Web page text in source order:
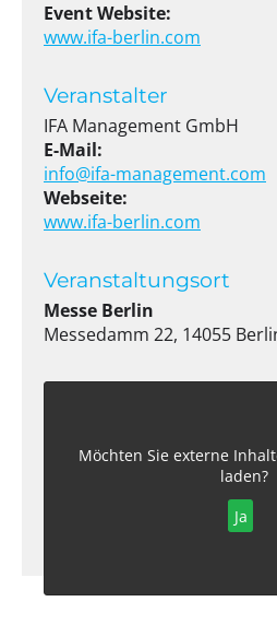
Event Website:
www.ifa-berlin.com
Veranstalter
IFA Management GmbH
E-Mail:
info@ifa-management.com
Webseite:
www.ifa-berlin.com
Veranstaltungsort
Messe Berlin
Messedamm 22, 14055
Möchten Sie externe
laden?
Ja